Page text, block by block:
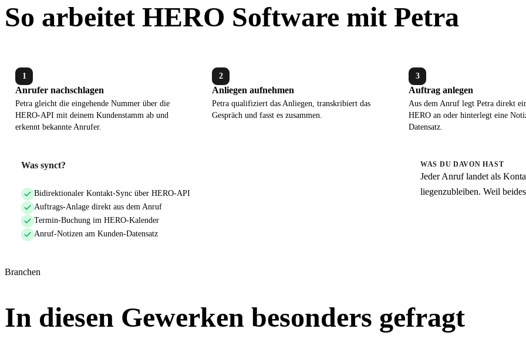
So arbeitet HERO Software mit Petra
1
Anrufer nachschlagen
Petra gleicht die eingehende Nummer über die
HERO-API mit deinem Kundenstamm ab und
erkennt bekannte Anrufer.
2
Anliegen aufnehmen
Petra qualifiziert das Anliegen, transkribiert das
Gespräch und fasst es zusammen.
3
Auftrag anlegen
Aus dem Anruf legt Petra direkt
HERO an oder hinterlegt eine
Datensatz.
Was synct?
Bidirektionaler Kontakt-Sync über HERO-API
Auftrags-Anlage direkt aus dem Anruf
Termin-Buchung im HERO-Kalender
Anruf-Notizen am Kunden-Datensatz
WAS DU DAVON HAST
Jeder Anruf landet als
liegenzubleiben. Weil
Branchen
In diesen Gewerken besonders gefragt